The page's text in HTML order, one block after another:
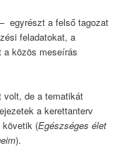
egyrészt a felső tagozat
feladatokat, a
a közös meseírás
volt, de a tematikát
a kerettanterv
követik (Egészséges élet
).